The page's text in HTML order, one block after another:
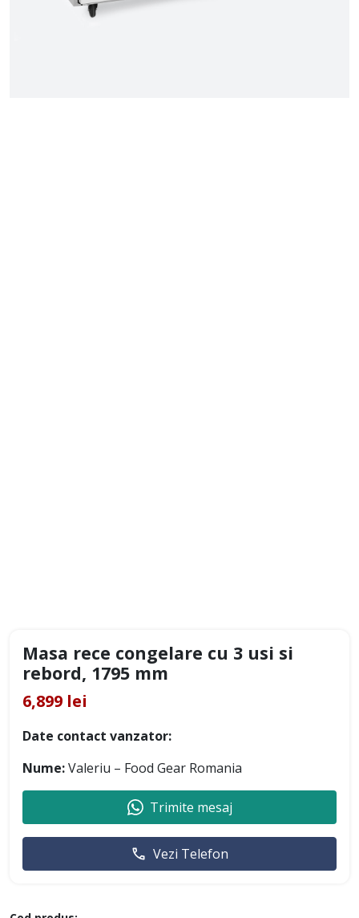
Masa rece congelare cu 3 usi si
rebord, 1795 mm
6,899 lei
Date contact vanzator:
Nume:Valeriu – Food Gear Romania
Trimite mesaj
Vezi Telefon